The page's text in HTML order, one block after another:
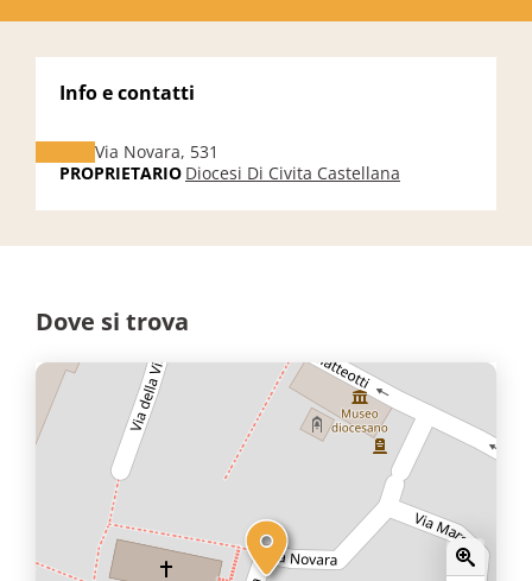
Info e contatti
Via Novara, 531
PROPRIETARIO Diocesi Di Civita Castellana
Dove si trova